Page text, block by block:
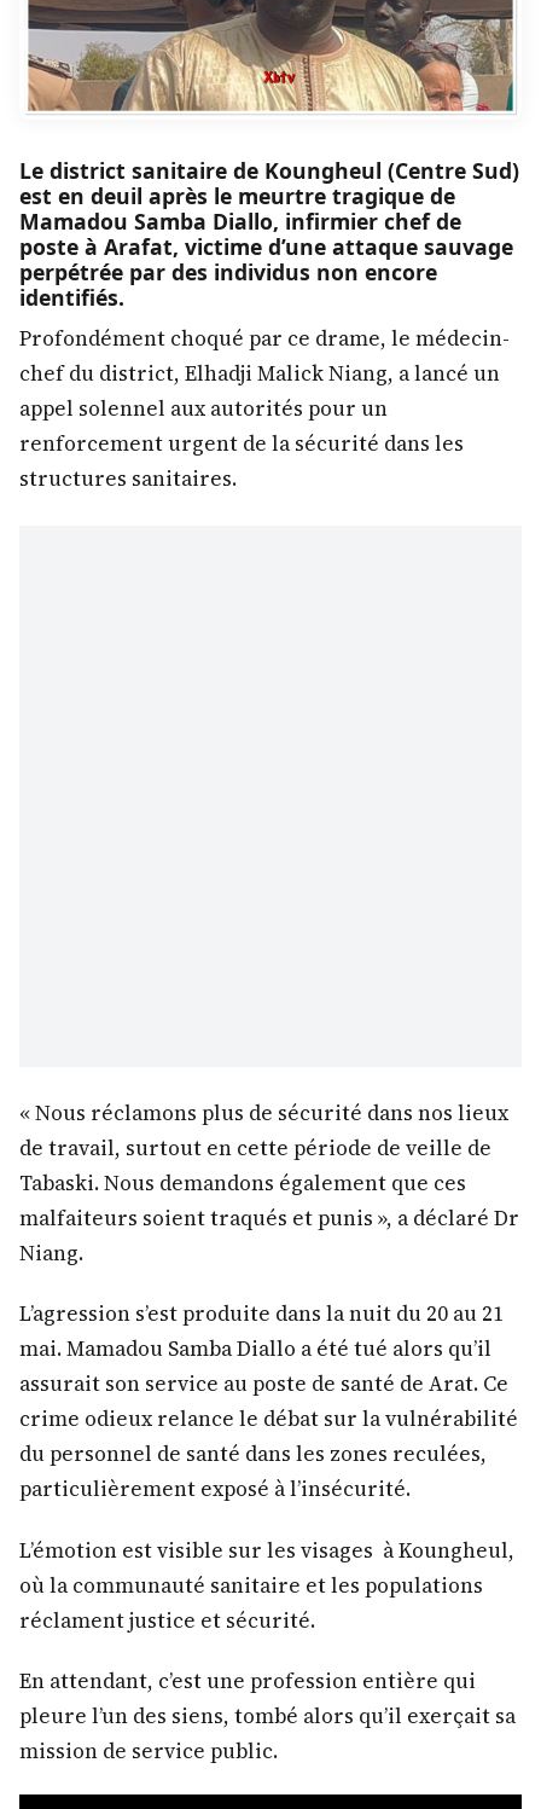
Le district sanitaire de Koungheul (Centre Sud)
est en deuil après le meurtre tragique de
Mamadou Samba Diallo, infirmier chef de
poste à Arafat, victime d’une attaque sauvage
perpétrée par des individus non encore
identifiés.
Profondément choqué par ce drame, le médecin-
chef du district, Elhadji Malick Niang, a lancé un
appel solennel aux autorités pour un
renforcement urgent de la sécurité dans les
structures sanitaires.
« Nous réclamons plus de sécurité dans nos lieux
de travail, surtout en cette période de veille de
Tabaski. Nous demandons également que ces
malfaiteurs soient traqués et punis », a déclaré Dr
Niang.
L’agression s’est produite dans la nuit du 20 au 21
mai. Mamadou Samba Diallo a été tué alors qu’il
assurait son service au poste de santé de Arat. Ce
crime odieux relance le débat sur la vulnérabilité
du personnel de santé dans les zones reculées,
particulièrement exposé à l’insécurité.
L’émotion est visible sur les visages à Koungheul,
où la communauté sanitaire et les populations
réclament justice et sécurité.
En attendant, c’est une profession entière qui
pleure l’un des siens, tombé alors qu’il exerçait sa
mission de service public.